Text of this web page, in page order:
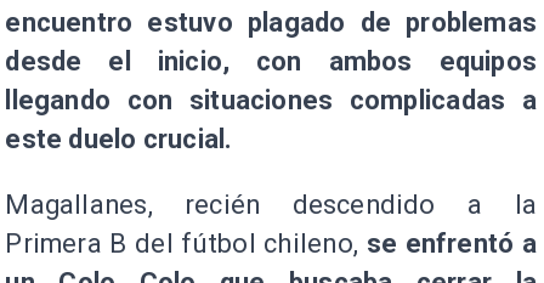
encuentro estuvo plagado de problemas
desde el inicio, con ambos equipos
llegando con situaciones complicadas a
este duelo crucial.
Magallanes, recién descendido a la
Primera B del fútbol chileno, se enfrentó a